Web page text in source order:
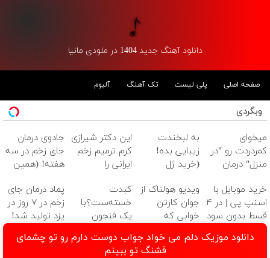
دانلود آهنگ جدید 1404 در ملودی مانیا
صفحه اصلی پلی لیست تک آهنگ آلبوم
وبگردی
میخوای
کمردردت رو "در
منزل" درمان
◂پرسش‌نامه)
به لبخندت
زیبایی بده!
(خرید ژل
دندان
با40%تخفیف)
این دکتر شیرازی
کرم ترمیم زخم
ایرانی را
جادوی درمان
جای زخم در سه
هفته! (همین
صحبت کنید)
خرید موبایل با
اسنپ پی | در ۴
قسط بدون سود
و کارمزد!
ویدیو هولناک از
جوان کارتن
خوابی که
آموزش رایگان
کبدت
خسته‌ست؟با
یک فنجون
پاکسازیش کن
پماد درمان جای
زخم در ۷ روز در
یزد تولید شد!
(مشاوره بگیرید)
دانلود موزیک دلم می خواد جواب دوست دارم رو تو چشمای
قشنگ تو ببینم